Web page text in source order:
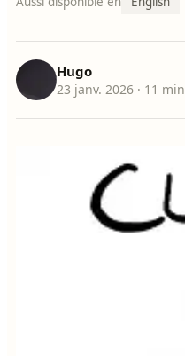
Hugo
23 janv. 2026 · 11 min